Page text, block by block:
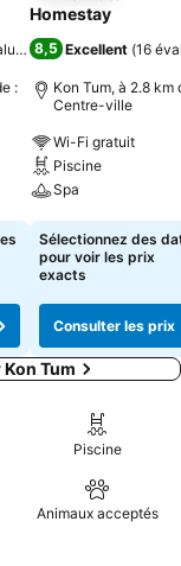
)
:
Homestay
8,5 Excellent (16
Kon Tum, à 2.8 km
Centre-ville
Wi-Fi gratuit
Piscine
Spa
Consulter les
Sélectionnez des
pour voir les prix
exacts
Consulter les prix
Tum
Piscine
Animaux acceptés